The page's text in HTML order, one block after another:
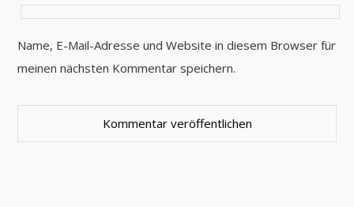
Name, E-Mail-Adresse und Website in diesem Browser für
meinen nächsten Kommentar speichern.